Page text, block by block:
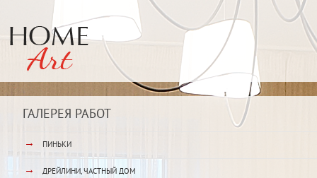
ГАЛЕРЕЯ РАБОТ
→ ПИНЬКИ
→ ДРЕЙЛИНИ, ЧАСТНЫЙ ДОМ